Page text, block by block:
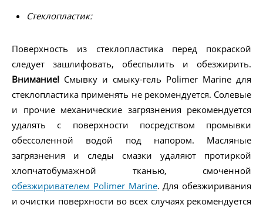
Стеклопластик:
Поверхность из стеклопластика перед покраской
следует зашлифовать, обеспылить и обезжирить.
Внимание! Смывку и смыку-гель Polimer Marine для
стеклопластика применять не рекомендуется. Солевые
и прочие механические загрязнения рекомендуется
удалять с поверхности посредством промывки
обессоленной водой под напором. Масляные
загрязнения и следы смазки удаляют протиркой
хлопчатобумажной тканью, смоченной
обезжиривателем Polimer Marine. Для обезжиривания
и очистки поверхности во всех случаях рекомендуется